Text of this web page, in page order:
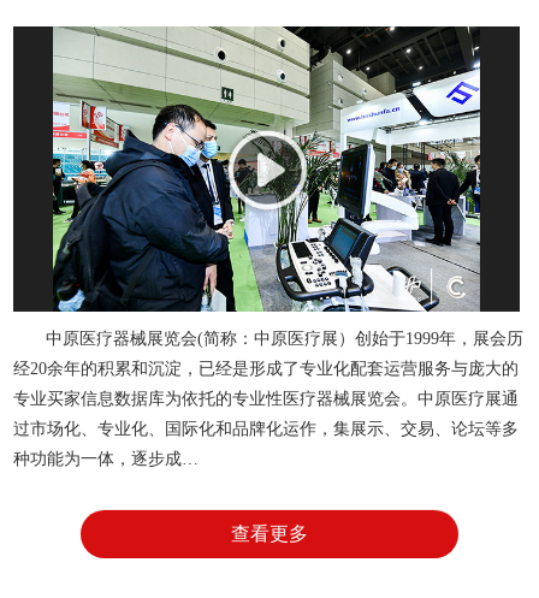
中原医疗器械展览会(简称：中原医疗展）创始于1999年，展会历
经20余年的积累和沉淀，已经是形成了专业化配套运营服务与庞大的
专业买家信息数据库为依托的专业性医疗器械展览会。中原医疗展通
过市场化、专业化、国际化和品牌化运作，集展示、交易、论坛等多
种功能为一体，逐步成…
查看更多